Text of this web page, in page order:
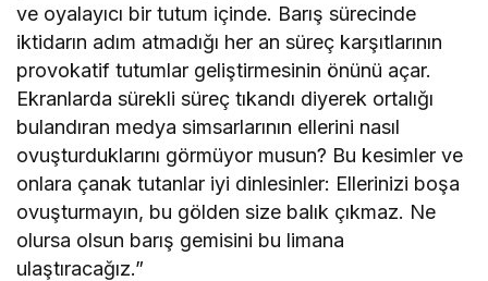
ve oyalayıcı bir tutum içinde. Barış sürecinde
iktidarın adım atmadığı her an süreç karşıtlarının
provokatif tutumlar geliştirmesinin önünü açar.
Ekranlarda sürekli süreç tıkandı diyerek ortalığı
bulandıran medya simsarlarının ellerini nasıl
ovuşturduklarını görmüyor musun? Bu kesimler ve
onlara çanak tutanlar iyi dinlesinler: Ellerinizi boşa
ovuşturmayın, bu gölden size balık çıkmaz. Ne
olursa olsun barış gemisini bu limana
ulaştıracağız.”